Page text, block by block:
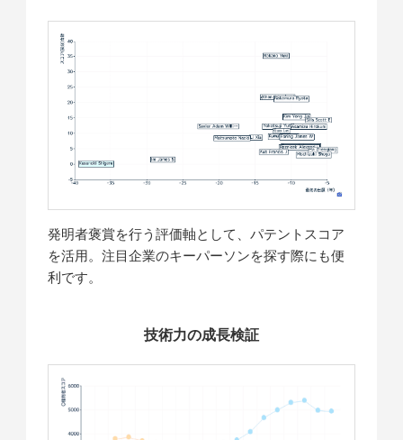
発明者褒賞を行う評価軸として、パテントスコア
を活用。注目企業のキーパーソンを探す際にも便
利です。
技術力の成長検証